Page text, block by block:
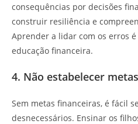
consequências por decisões
construir resiliência e
Aprender a lidar com os erros
educação financeira.
4. Não estabelecer
Sem metas financeiras, é fácil
desnecessários. Ensinar os